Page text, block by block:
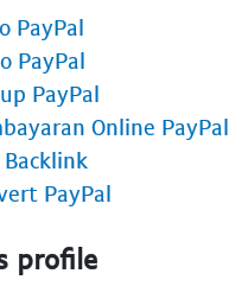
PayPal
PayPal
PayPal
Online PayPal
Backlink
PayPal
profile